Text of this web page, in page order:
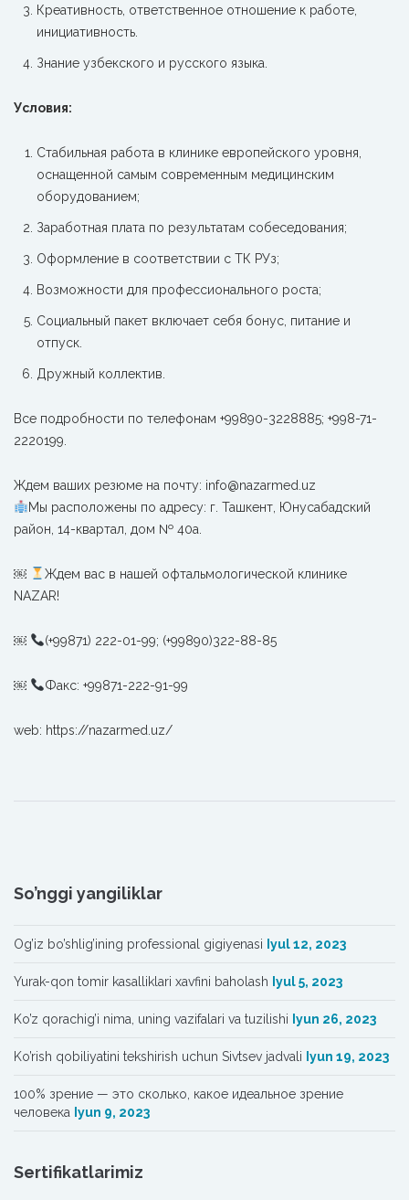
Креативность, ответственное отношение к работе,
инициативность.
Знание узбекского и русского языка.
Условия:
Стабильная работа в клинике европейского уровня,
оснащенной самым современным медицинским
оборудованием;
Заработная плата по результатам собеседования;
Оформление в соответствии с ТК РУз;
Возможности для профессионального роста;
Социальный пакет включает себя бонус, питание и
отпуск.
Дружный коллектив.
Все подробности по телефонам +99890-3228885; +998-71-
2220199.
Ждем ваших резюме на почту: info@nazarmed.uz
Мы расположены по адресу: г. Ташкент, Юнусабадский
район, 14-квартал, дом № 40а.
￼
Ждем вас в нашей офтальмологической клинике
NAZAR!
￼ (+99871) 222-01-99; (+99890)322-88-85
￼ Факс: +99871-222-91-99
web: https://nazarmed.uz/
So’nggi yangiliklar
Og’iz bo’shlig’ining professional gigiyenasi Iyul 12, 2023
Yurak-qon tomir kasalliklari xavfini baholash Iyul 5, 2023
Ko’z qorachig’i nima, uning vazifalari va tuzilishi Iyun 26, 2023
Ko’rish qobiliyatini tekshirish uchun Sivtsev jadvali Iyun 19, 2023
100% зрение — это сколько, какое идеальное зрение
человека Iyun 9, 2023
Sertifikatlarimiz